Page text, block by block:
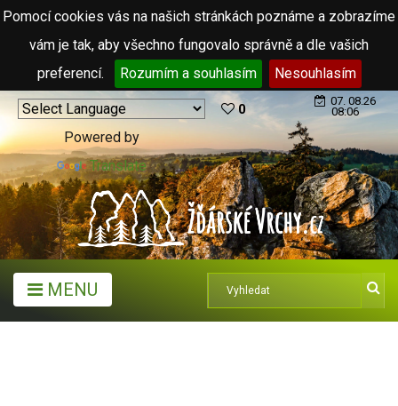
Pomocí cookies vás na našich stránkách poznáme a zobrazíme
vám je tak, aby všechno fungovalo správně a dle vašich
preferencí.
Rozumím a souhlasím Nesouhlasím
Powered by
Translate
0
07. 08.26
08:06
MENU